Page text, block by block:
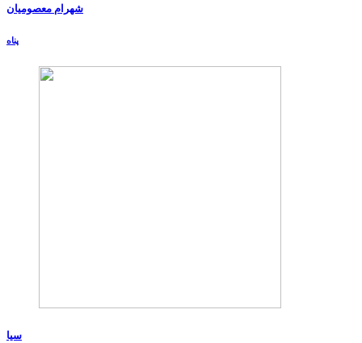
شهرام معصومیان
پناه
سیا